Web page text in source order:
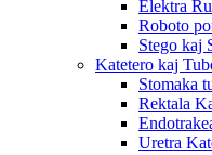
Elektra
Roboto
Stego kaj
Katetero kaj
Stomaka
Rektala
Uretra